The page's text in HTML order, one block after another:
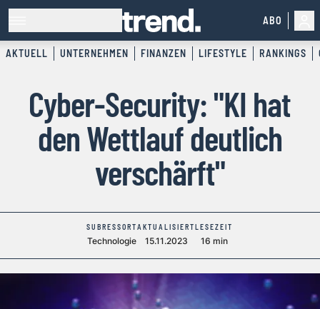
ABO
AKTUELL UNTERNEHMEN FINANZEN LIFESTYLE RANKINGS
Cyber-Security: "KI hat
den Wettlauf deutlich
verschärft"
SUBRESSORT
Technologie
AKTUALISIERT
15.11.2023
LESEZEIT
16 min